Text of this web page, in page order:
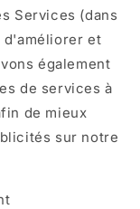
Services (dans
et
également
de services à
de mieux
sur notre